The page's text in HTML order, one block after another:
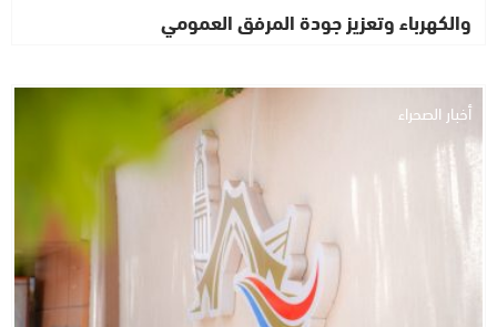
والكهرباء وتعزيز جودة المرفق العمومي
أخبار الصحراء